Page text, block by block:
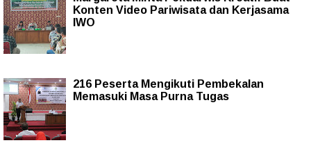
Konten Video Pariwisata dan Kerjasama
IWO
216 Peserta Mengikuti Pembekalan
Memasuki Masa Purna Tugas